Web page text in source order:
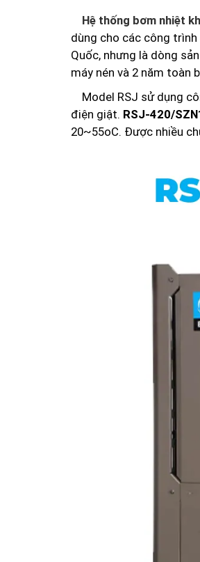
Hệ thống bơm nhiệt
dùng cho các công trình
Quốc, nhưng là dòng
máy nén và 2 năm toàn
Model RSJ sử dụng
điện giật. RSJ-420/
20~55oC. Được nhiều